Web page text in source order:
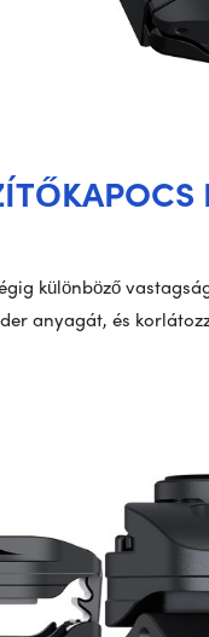
különböző
anyagát, és